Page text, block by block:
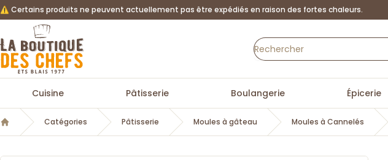
⚠️ Certains produits ne peuvent actuellement pas être expédiés en raison des fortes chaleurs.
La Boutique des chefs
Cuisine Pâtisserie Boulangerie Épicerie
Accueil
Catégories Pâtisserie Moules à gâteau Moules à Cannelés